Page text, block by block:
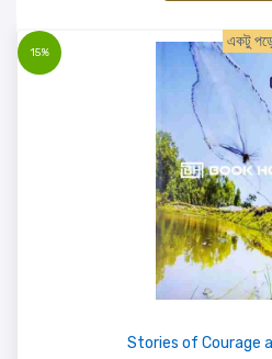
15%
একটু
Stories of Courage